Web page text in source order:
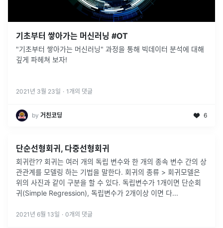
기초부터 쌓아가는 머신러닝 #OT
"기초부터 쌓아가는 머신러닝" 과정을 통해 빅데이터 분석에 대해
깊게 파헤쳐 보자!
2021년 3월 23일 · 1 개의 댓글
by 거친코딩 6
단순선형회귀, 다중선형회귀
회귀란?? 회귀는 여러 개의 독립 변수와 한 개의 종속 변수 간의 상
관관계를 모델링 하는 기법을 말한다. 회귀의 종류 > 회귀모델은
위의 사진과 같이 구분을 할 수 있다. 독립변수가 1개이면 단순회
귀(Simple Regression), 독립변수가 2개이상 이면 다...
2021년 6월 13일 · 0개의 댓글